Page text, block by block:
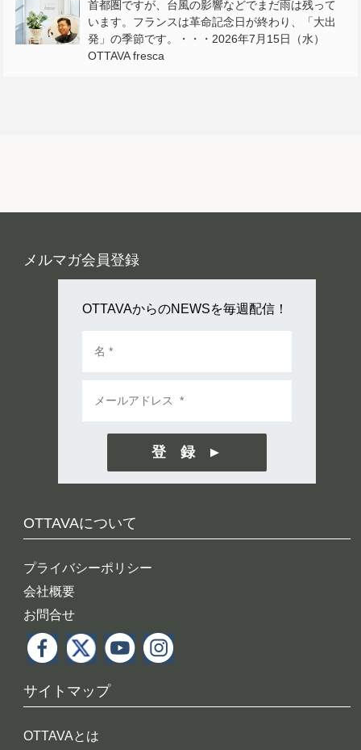
首都圏ですが、台風の影響などでまだ雨は残って
います。フランスは革命記念日が終わり、「大出
発」の季節です。・・・2026年7月15日（水）
OTTAVA fresca
OTTAVAについて
プライバシーポリシー
会社概要
お問合せ
サイトマップ
OTTAVAとは
メルマガ会員登録
OTTAVAからのNEWSを毎週配信！
登 録